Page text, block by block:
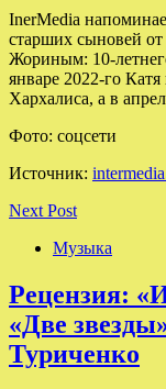
InerMedia
старших сыновей от
Жориным: 10-
январе 2022-го
Хархалиса, а в
Фото: соцсети
Источник:
Next Post
Музыка
Рецензия:
«Две
Туриченко